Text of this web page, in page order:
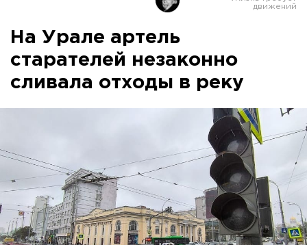
Оренбург
На Урале артель
старателей незаконно
сливала отходы в реку